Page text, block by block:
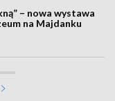
– nowa wystawa
na Majdanku